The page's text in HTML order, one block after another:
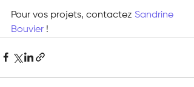
Pour vos projets, contactez Sandrine
Bouvier !